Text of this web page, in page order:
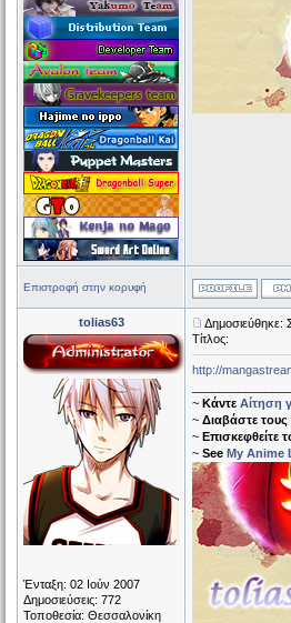
Επιστροφή στην κορυφή
tolias63
Ένταξη: 02 Ιούν 2007
Δημοσιεύσεις: 772
Τοποθεσία: Θεσσαλονίκη
Δημοσιεύθηκε:
Τίτλος:
http://
~ Κάντε Αίτηση
~ Διαβάστε τους
~ Επισκεφθείτε
~ See My Anime